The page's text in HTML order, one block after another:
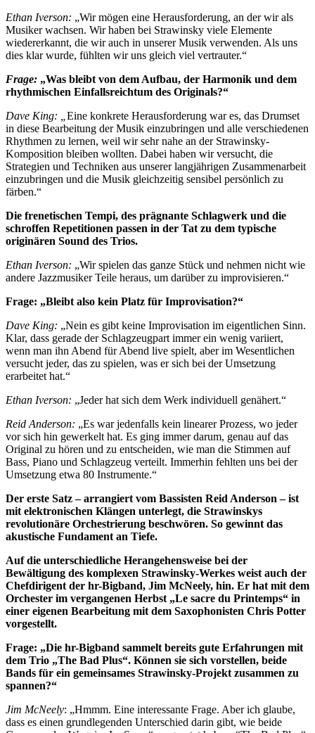
Ethan Iverson: „Wir mögen eine Herausforderung, an der wir als
Musiker wachsen. Wir haben bei Strawinsky viele Elemente
wiedererkannt, die wir auch in unserer Musik verwenden. Als uns
dies klar wurde, fühlten wir uns gleich viel vertrauter.“
Frage: „Was bleibt von dem Aufbau, der Harmonik und dem
rhythmischen Einfallsreichtum des Originals?“
Dave King: „ Eine konkrete Herausforderung war es, das Drumset
in diese Bearbeitung der Musik einzubringen und alle verschiedenen
Rhythmen zu lernen, weil wir sehr nahe an der Strawinsky-
Komposition bleiben wollten. Dabei haben wir versucht, die
Strategien und Techniken aus unserer langjährigen Zusammenarbeit
einzubringen und die Musik gleichzeitig sensibel persönlich zu
färben.“
Die frenetischen Tempi, des prägnante Schlagwerk und die
schroffen Repetitionen passen in der Tat zu dem typische
originären Sound des Trios.
Ethan Iverson: „Wir spielen das ganze Stück und nehmen nicht wie
andere Jazzmusiker Teile heraus, um darüber zu improvisieren.“
Frage: „Bleibt also kein Platz für Improvisation?“
Dave King: „Nein es gibt keine Improvisation im eigentlichen Sinn.
Klar, dass gerade der Schlagzeugpart immer ein wenig variiert,
wenn man ihn Abend für Abend live spielt, aber im Wesentlichen
versucht jeder, das zu spielen, was er sich bei der Umsetzung
erarbeitet hat.“
Ethan Iverson: „Jeder hat sich dem Werk individuell genähert.“
Reid Anderson: „Es war jedenfalls kein linearer Prozess, wo jeder
vor sich hin gewerkelt hat. Es ging immer darum, genau auf das
Original zu hören und zu entscheiden, wie man die Stimmen auf
Bass, Piano und Schlagzeug verteilt. Immerhin fehlten uns bei der
Umsetzung etwa 80 Instrumente.“
Der erste Satz – arrangiert vom Bassisten Reid Anderson – ist
mit elektronischen Klängen unterlegt, die Strawinskys
revolutionäre Orchestrierung beschwören. So gewinnt das
akustische Fundament an Tiefe.
Auf die unterschiedliche Herangehensweise bei der
Bewältigung des komplexen Strawinsky-Werkes weist auch der
Chefdirigent der hr-Bigband, Jim McNeely, hin. Er hat mit dem
Orchester im vergangenen Herbst „Le sacre du Printemps“ in
einer eigenen Bearbeitung mit dem Saxophonisten Chris Potter
vorgestellt.
Frage: „Die hr-Bigband sammelt bereits gute Erfahrungen mit
dem Trio „The Bad Plus“. Können sie sich vorstellen, beide
Bands für ein gemeinsames Strawinsky-Projekt zusammen zu
spannen?“
Jim McNeely: „Hmmm. Eine interessante Frage. Aber ich glaube,
dass es einen grundlegenden Unterschied darin gibt, wie beide